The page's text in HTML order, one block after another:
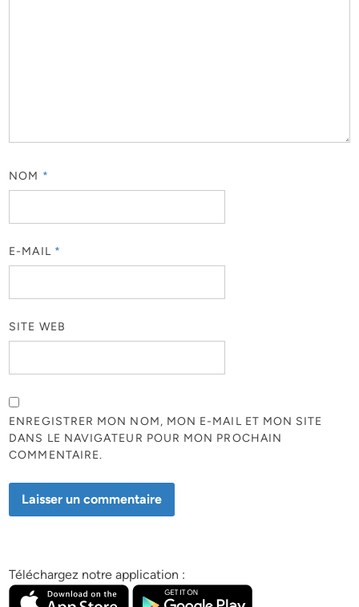
NOM *
E-MAIL *
SITE WEB
ENREGISTRER MON NOM, MON E-MAIL ET MON SITE
DANS LE NAVIGATEUR POUR MON PROCHAIN
COMMENTAIRE.
Téléchargez notre application :